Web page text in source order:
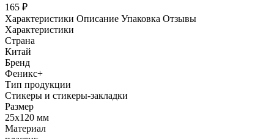
165 ₽
Характеристики Описание Упаковка Отзывы
Характеристики
Страна
Китай
Бренд
Феникс+
Тип продукции
Стикеры и стикеры-закладки
Размер
25х120 мм
Материал